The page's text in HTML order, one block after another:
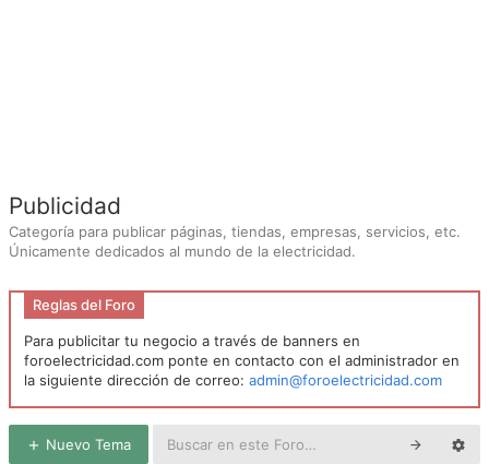
Publicidad
Categoría para publicar páginas, tiendas, empresas, servicios, etc.
Únicamente dedicados al mundo de la electricidad.
Reglas del Foro
Para publicitar tu negocio a través de banners en
foroelectricidad.com ponte en contacto con el administrador en
la siguiente dirección de correo: admin@foroelectricidad.com
Nuevo Tema